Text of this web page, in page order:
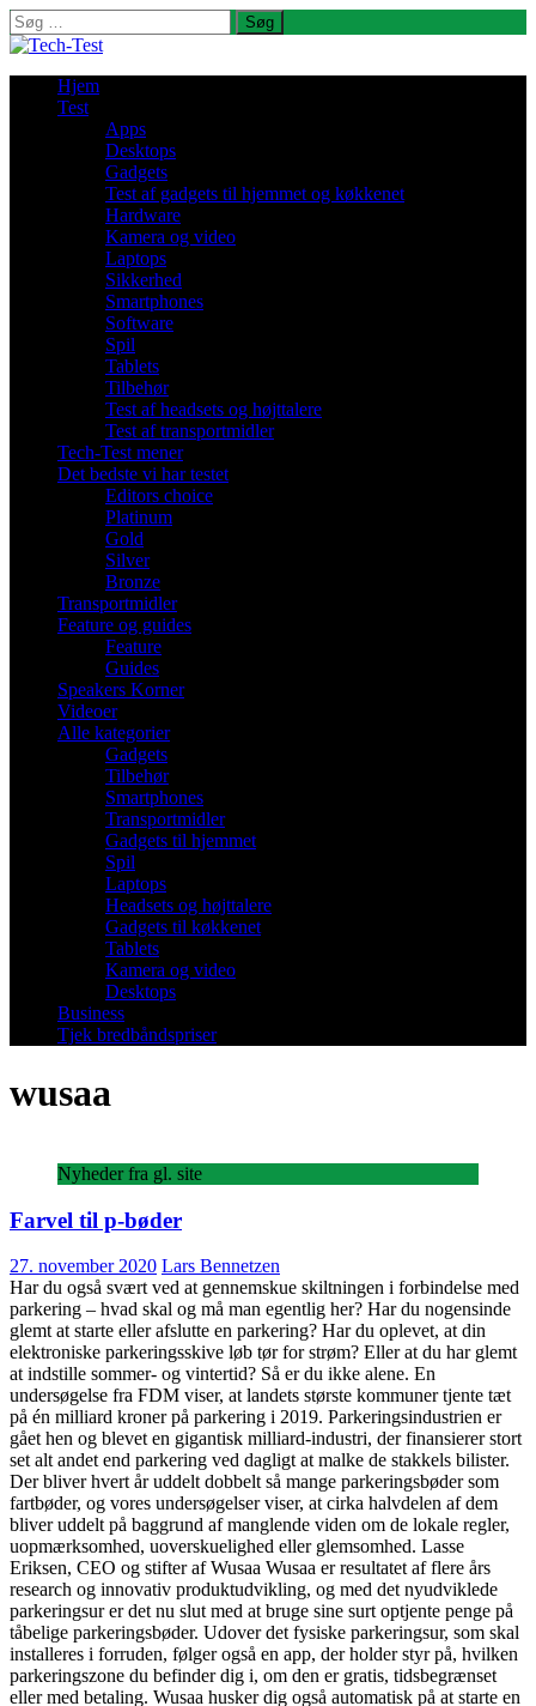
Søg
efter:
Hjem
Test
Apps
Desktops
Gadgets
Test af gadgets til hjemmet og køkkenet
Hardware
Kamera og video
Laptops
Sikkerhed
Smartphones
Software
Spil
Tablets
Tilbehør
Test af headsets og højttalere
Test af transportmidler
Tech-Test mener
Det bedste vi har testet
Editors choice
Platinum
Gold
Silver
Bronze
Transportmidler
Feature og guides
Feature
Guides
Speakers Korner
Videoer
Alle kategorier
Gadgets
Tilbehør
Smartphones
Transportmidler
Gadgets til hjemmet
Spil
Laptops
Headsets og højttalere
Gadgets til køkkenet
Tablets
Kamera og video
Desktops
Business
Tjek bredbåndspriser
wusaa
Nyheder fra gl. site
Farvel til p-bøder
27. november 2020 Lars Bennetzen
Har du også svært ved at gennemskue skiltningen i forbindelse med
parkering – hvad skal og må man egentlig her? Har du nogensinde
glemt at starte eller afslutte en parkering? Har du oplevet, at din
elektroniske parkeringsskive løb tør for strøm? Eller at du har glemt
at indstille sommer- og vintertid? Så er du ikke alene. En
undersøgelse fra FDM viser, at landets største kommuner tjente tæt
på én milliard kroner på parkering i 2019. Parkeringsindustrien er
gået hen og blevet en gigantisk milliard-industri, der finansierer stort
set alt andet end parkering ved dagligt at malke de stakkels bilister.
Der bliver hvert år uddelt dobbelt så mange parkeringsbøder som
fartbøder, og vores undersøgelser viser, at cirka halvdelen af dem
bliver uddelt på baggrund af manglende viden om de lokale regler,
uopmærksomhed, uoverskuelighed eller glemsomhed. Lasse
Eriksen, CEO og stifter af Wusaa Wusaa er resultatet af flere års
research og innovativ produktudvikling, og med det nyudviklede
parkeringsur er det nu slut med at bruge sine surt optjente penge på
tåbelige parkeringsbøder. Udover det fysiske parkeringsur, som skal
installeres i forruden, følger også en app, der holder styr på, hvilken
parkeringszone du befinder dig i, om den er gratis, tidsbegrænset
eller med betaling. Wusaa husker dig også automatisk på at starte en